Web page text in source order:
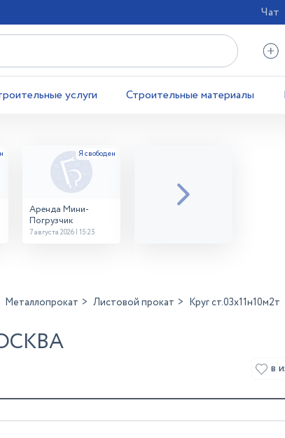
Чат
услуги Строительные материалы
Аренда Мини-
Погрузчик
7 августа 2026 | 15:25
Металлопрокат Листовой прокат Круг ст.03х11н10м2т
в